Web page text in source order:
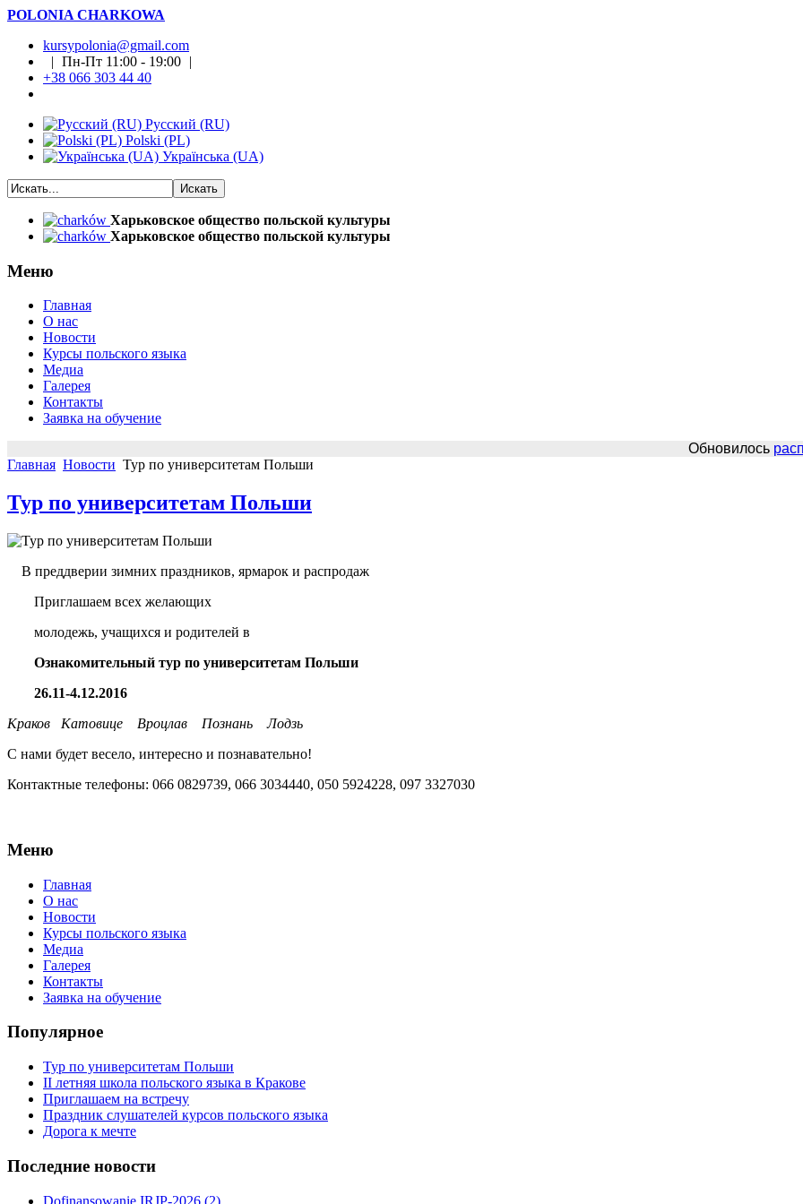
POLONIA CHARKOWA
kursypolonia@gmail.com
| Пн-Пт 11:00 - 19:00 |
+38 066 303 44 40
Русский (RU)
Polski (PL)
Українська (UA)
Харьковское общество польской культуры
Харьковское общество польской культуры
Меню
Главная
О нас
Новости
Курсы польского языка
Медиа
Галерея
Контакты
Заявка на обучение
Обновилось
Главная Новости Тур по университетам Польши
Тур по университетам Польши
В преддверии зимних праздников, ярмарок и распродаж
Приглашаем всех желающих
молодежь, учащихся и родителей в
Ознакомительный тур по университетам Польши
26.11-4.12.2016
Краков Катовице Вроцлав Познань Лодзь
С нами будет весело, интересно и познавательно!
Контактные телефоны: 066 0829739, 066 3034440, 050 5924228, 097 3327030
Меню
Главная
О нас
Новости
Курсы польского языка
Медиа
Галерея
Контакты
Заявка на обучение
Популярное
Тур по университетам Польши
II летняя школа польского языка в Кракове
Приглашаем на встречу
Праздник слушателей курсов польского языка
Дорога к мечте
Последние новости
Dofinansowanie IRJP-2026 (2)